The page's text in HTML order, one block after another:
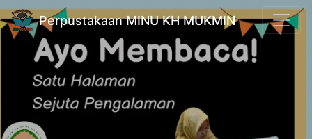
Perpustakaan MINU KH MUKMIN